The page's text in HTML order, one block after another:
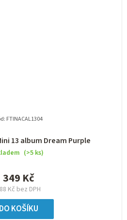
13 album Dream Purple
(>5 ks)
Kč bez DPH
349 Kč
DO KOŠÍKU
FTINACAL1304